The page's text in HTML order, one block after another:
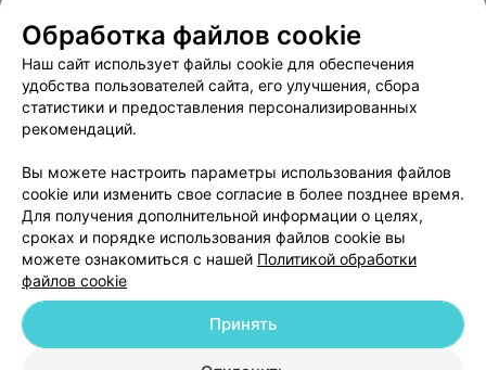
Пользовательское соглашение
Способы оплаты
Вакансии
Партнеры
Написать руководителю 103.by
Обработка персональных данных
© 2026 ООО «Артокс Лаб», УНП 191700409
| 220012, Республика Беларусь,
Обработка файлов cookie
Наш сайт использует файлы cookie для обеспечения
удобства пользователей сайта, его улучшения, сбора
статистики и предоставления персонализированных
рекомендаций.
Вы можете настроить параметры использования файлов
cookie или изменить свое согласие в более позднее время.
Для получения дополнительной информации о целях,
сроках и порядке использования файлов cookie вы
можете ознакомиться с нашей Политикой обработки
файлов cookie
Принять